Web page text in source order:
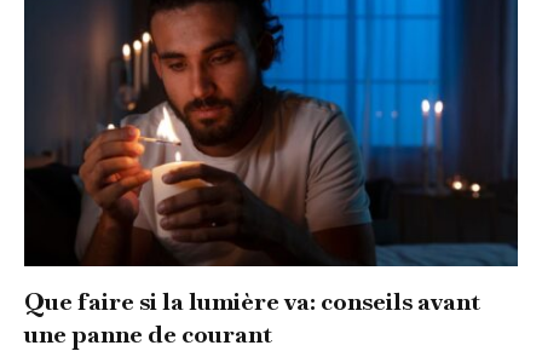
Que faire si la lumière va: conseils avant
une panne de courant